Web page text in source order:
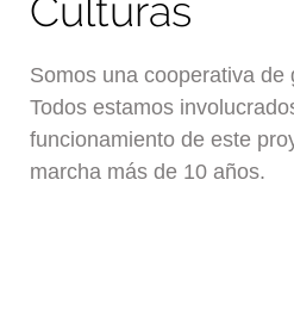
Culturas
Somos una cooperativa de
Todos estamos
funcionamiento de este
marcha más de 10 años.